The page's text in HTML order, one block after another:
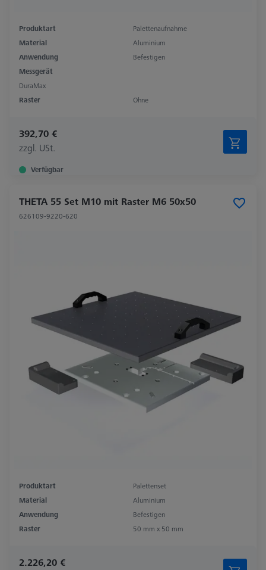
Produktart
Palettenaufnahme
Material
Aluminium
Anwendung
Befestigen
Messgerät
DuraMax
Raster
Ohne
392,70 €
zzgl. USt.
Verfügbar
THETA 55 Set M10 mit Raster M6 50x50
626109-9220-620
Produktart
Palettenset
Material
Aluminium
Anwendung
Befestigen
Raster
50 mm x 50 mm
2.226,20 €